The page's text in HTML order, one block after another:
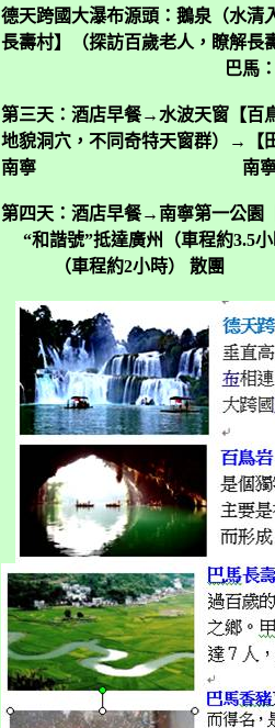
德天跨國大瀑布源頭：鵝泉（水
長壽村】（探訪百歲老人，瞭解
巴馬：
第三天：酒店早餐→水波天窗【百
地貌洞穴，不同奇特天窗群）→【
南寧
南
第四天：酒店早餐→南寧第一公園
“和諧號”抵達廣州（車程約3.5
（車程約2小時） 散團